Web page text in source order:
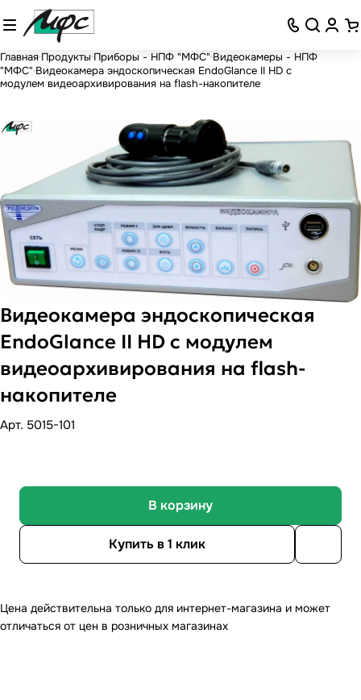
Главная Продукты Приборы - НПФ "МФС" Видеокамеры - НПФ
"МФС" Видеокамера эндоскопическая EndoGlance II HD с
модулем видеоархивирования на flash-накопителе
Видеокамера эндоскопическая
EndoGlance II HD с модулем
видеоархивирования на flash-
накопителе
Арт. 5015-101
В корзину
Купить в 1 клик
Цена действительна только для интернет-магазина и может
отличаться от цен в розничных магазинах